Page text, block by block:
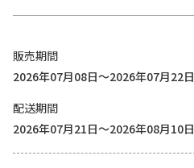
販売期間
2026年07月08日～2026年07月22日
配送期間
2026年07月21日～2026年08月10日